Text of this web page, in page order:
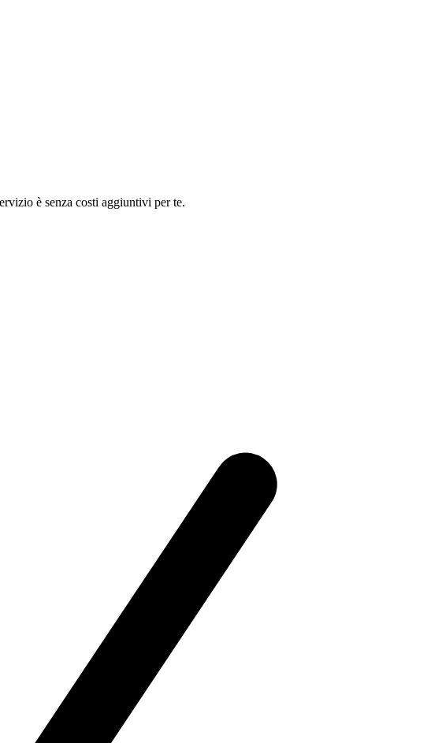
è senza costi aggiuntivi per te.